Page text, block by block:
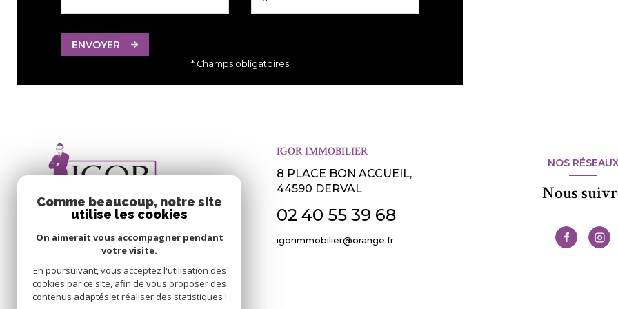
ENVOYER
* Champs obligatoires
IGOR IMMOBILIER
8 PLACE BON ACCUEIL,
44590 DERVAL
02 40 55 39 68
igorimmobilier@orange.fr
NOS RÉSEAUX
Nous
Comme beaucoup, notre site
utilise les cookies
On aimerait vous accompagner pendant
votre visite.
En poursuivant, vous acceptez l'utilisation des
cookies par ce site, afin de vous proposer des
contenus adaptés et réaliser des statistiques !